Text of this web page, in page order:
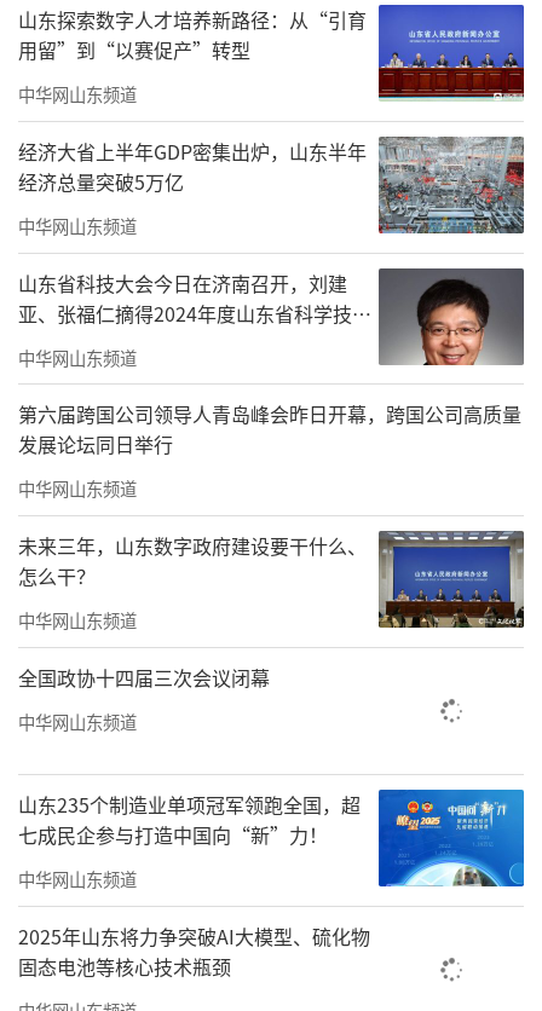
三是切实提高违法成本，增强监管实效。
行政执法当事人承诺具有涉嫌违法当事人履行
意愿强、履行速度快等优势，且证监会认可的
承诺金数额通常高于罚没款数额，使涉嫌违法
当事人付出较高的经济代价。
四是行政执法当事人承诺制度能够尽快实
现案结事了、定纷止争，从而妥善化解社会矛
盾，及时恢复市场秩序，稳定预期。
关键点三：五方面内容明确行政执法当事
人承诺制度要义
《办法》共21条，主要规定了五方面内
容：
一是明确证券期货行政执法当事人承诺制
度的内涵和适用原则，规定证券期货行政执法
当事人承诺是指证监会对涉嫌证券期货违法的
单位或者个人进行调查期间，被调查的当事人
承诺纠正涉嫌违法行为、赔偿有关投资者损
当事人履行承诺后证监会终止案件调查的行政
执法方式，规定其实施应当遵循公平、自愿、
诚信原则。
二是规定适用证券期货行政执法当事人承
诺的基本流程，包括申请、受理、协商、确定
山东探索数字人才培养新路径：从“引育
用留”到“以赛促产”转型
中华网山东频道
经济大省上半年GDP密集出炉，山东半年
经济总量突破5万亿
中华网山东频道
山东省科技大会今日在济南召开，刘建
亚、张福仁摘得2024年度山东省科学技术
奖最高奖！
中华网山东频道
第六届跨国公司领导人青岛峰会昨日开幕，跨国公司高质量
发展论坛同日举行
中华网山东频道
未来三年，山东数字政府建设要干什么、
怎么干？
中华网山东频道
全国政协十四届三次会议闭幕
中华网山东频道
山东235个制造业单项冠军领跑全国，超
七成民企参与打造中国向“新”力！
中华网山东频道
2025年山东将力争突破AI大模型、硫化物
固态电池等核心技术瓶颈